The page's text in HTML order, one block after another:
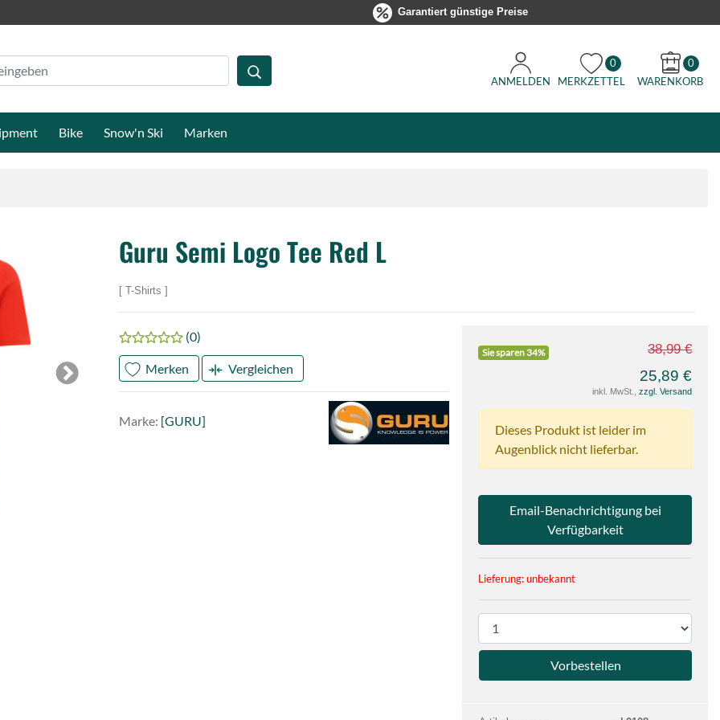
Garantiert günstige Preise
ANMELDEN
0
MERKZETTEL
0
WARENKORB
Bike Snow'n Ski Marken
Next
Guru Semi Logo Tee Red L
T-Shirts
(0)
Merken Vergleichen
Marke: [GURU]
Marke
GURU
Sie sparen 34% 38,99 €
25,89 €
inkl. MwSt., zzgl. Versand
Dieses Produkt ist leider im
Augenblick nicht lieferbar.
Email-Benachrichtigung bei
Verfügbarkeit
Lieferung: unbekannt
r
d